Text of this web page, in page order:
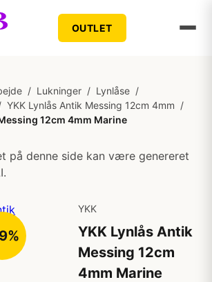
OUTLET
/ Lukninger / Lynlåse /
YKK Lynlås Antik Messing 12cm 4mm /
12cm 4mm Marine
på denne side kan være genereret
YKK
YKK Lynlås Antik
Messing 12cm
4mm Marine